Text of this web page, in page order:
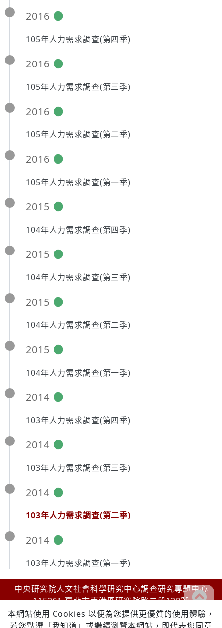
2016
105年人力需求調查(第四季)
2016
105年人力需求調查(第三季)
2016
105年人力需求調查(第二季)
2016
105年人力需求調查(第一季)
2015
104年人力需求調查(第四季)
2015
104年人力需求調查(第三季)
2015
104年人力需求調查(第二季)
2015
104年人力需求調查(第一季)
2014
103年人力需求調查(第四季)
2014
103年人力需求調查(第三季)
2014
103年人力需求調查(第二季)
2014
103年人力需求調查(第一季)
中央研究院人文社會科學研究中心調查研究專題中心
115201 臺北市南港區研究院路二段128號
Tel: 886-2-27871829
Email:srda@gate.sinica.edu.tw
本網站使用 Cookies 以便為您提供更優質的使用體驗，
若您點選「我知道」或繼續瀏覽本網站，即代表您同意